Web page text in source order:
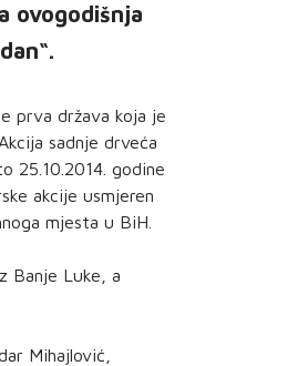
ovogodišnja
prva država koja je
sadnje drveća
25.10.2014. godine
akcije usmjeren
mjesta u BiH.
Banje Luke, a
Mihajlović,